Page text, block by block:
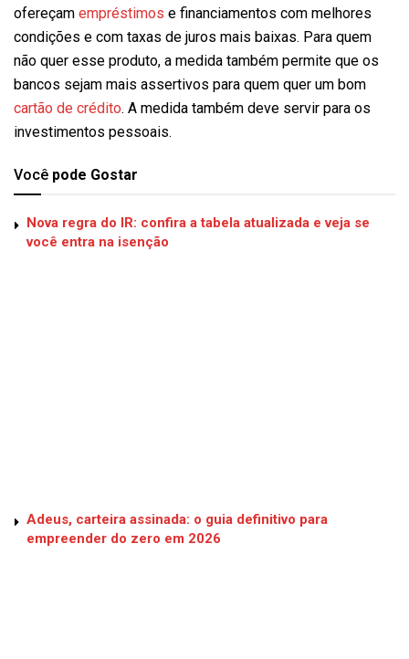
ofereçam empréstimos e financiamentos com melhores
condições e com taxas de juros mais baixas. Para quem
não quer esse produto, a medida também permite que os
bancos sejam mais assertivos para quem quer um bom
cartão de crédito. A medida também deve servir para os
investimentos pessoais.
Você pode Gostar
Nova regra do IR: confira a tabela atualizada e veja se
você entra na isenção
Adeus, carteira assinada: o guia definitivo para
empreender do zero em 2026